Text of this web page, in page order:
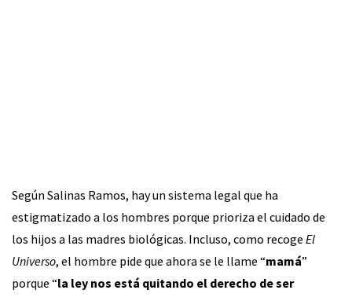
Según Salinas Ramos, hay un sistema legal que ha
estigmatizado a los hombres porque prioriza el cuidado de
los hijos a las madres biológicas. Incluso, como recoge El
Universo, el hombre pide que ahora se le llame “mamá”
porque “la ley nos está quitando el derecho de ser